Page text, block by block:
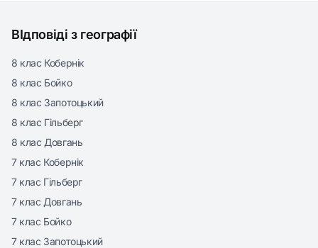
ВІдповіді з географії
8 клас Кобернік
8 клас Бойко
8 клас Запотоцький
8 клас Гільберг
8 клас Довгань
7 клас Кобернік
7 клас Гільберг
7 клас Довгань
7 клас Бойко
7 клас Запотоцький